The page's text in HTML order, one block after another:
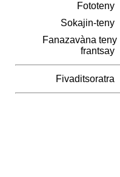
Fototeny
Sokajin-teny
Fanazavàna teny
frantsay
Fivaditsoratra